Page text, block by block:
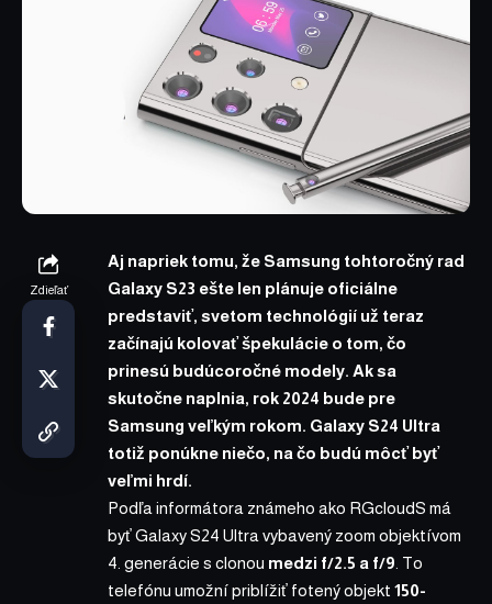
Zdieľať
Aj napriek tomu, že Samsung tohtoročný rad
Galaxy S23 ešte len plánuje oficiálne
predstaviť, svetom technológií už teraz
začínajú kolovať špekulácie o tom, čo
prinesú budúcoročné modely. Ak sa
skutočne naplnia, rok 2024 bude pre
Samsung veľkým rokom. Galaxy S24 Ultra
totiž ponúkne niečo, na čo budú môcť byť
veľmi hrdí.
Podľa informátora známeho ako RGcloudS má
byť Galaxy S24 Ultra vybavený zoom objektívom
4. generácie s clonou medzi f/2.5 a f/9. To
telefónu umožní priblížiť fotený objekt 150-